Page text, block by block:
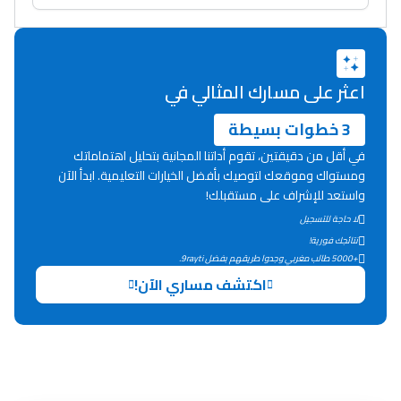
Ki Derti Liha
باش تقدر تساعد الناس
يلقاو التوازن من الدّاخل
ومن الخارج، بشرى
أمسكين بنات مسارها
خطوة بخطوة - مترجم
القراية و الخدمة فمجال
اعثر على مسارك المثالي في
3 خطوات بسيطة
في أقل من دقيقتين، تقوم أداتنا المجانية بتحليل اهتماماتك
ومستواك وموقعك لتوصيك بأفضل الخيارات التعليمية. ابدأ الآن
واستعد للإشراف على مستقبلك!
لا حاجة للتسجيل
نتائجك فورية!
+5000 طالب مغربي وجدوا طريقهم بفضل 9rayti.
اكتشف مساري الآن!